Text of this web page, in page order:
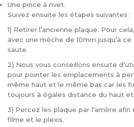
Une pince à rivet.
Suivez ensuite les étapes suivantes :
1) Retirer l’ancienne plaque. Pour
avec une mèche de 10mm jusqu’à
saute.
2) Nous vous conseillons ensuite
pour pointer les emplacements à
même haut et le même bas car les
toujours à égales distance du haut et
3) Percez les plaque par l’arrière
filme et le plexis.